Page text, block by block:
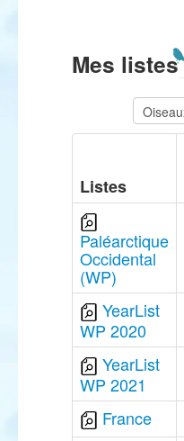
Mes listes
Listes
Paléarctique
Occidental
(WP)
YearList
WP 2020
YearList
WP 2021
France